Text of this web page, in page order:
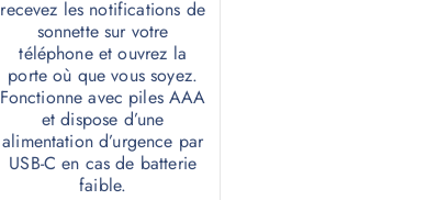
recevez les notifications de
sonnette sur votre
téléphone et ouvrez la
porte où que vous soyez.
Fonctionne avec piles AAA
et dispose d’une
alimentation d’urgence par
USB-C en cas de batterie
faible.